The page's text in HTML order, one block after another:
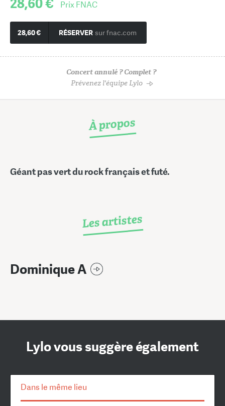
28,60 € Prix FNAC
28,60 € RÉSERVER sur fnac.com
Concert annulé ? Complet ?
Prévenez l'équipe Lylo
À propos
Géant pas vert du rock français et futé.
Les artistes
Dominique A
Lylo vous suggère également
Dans le même lieu